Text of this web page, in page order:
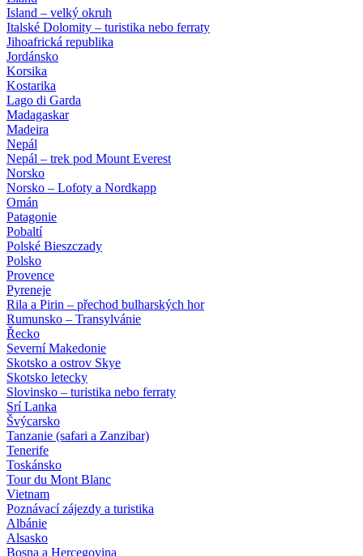
Island – velký okruh
Italské Dolomity – turistika nebo ferraty
Jihoafrická republika
Jordánsko
Korsika
Kostarika
Lago di Garda
Madagaskar
Madeira
Nepál
Nepál – trek pod Mount Everest
Norsko
Norsko – Lofoty a Nordkapp
Omán
Patagonie
Pobaltí
Polské Bieszczady
Polsko
Provence
Pyreneje
Rila a Pirin – přechod bulharských hor
Rumunsko – Transylvánie
Řecko
Severní Makedonie
Skotsko a ostrov Skye
Skotsko letecky
Slovinsko – turistika nebo ferraty
Srí Lanka
Švýcarsko
Tanzanie (safari a Zanzibar)
Tenerife
Toskánsko
Tour du Mont Blanc
Vietnam
Poznávací zájezdy a turistika
Albánie
Alsasko
Bosna a Hercegovina